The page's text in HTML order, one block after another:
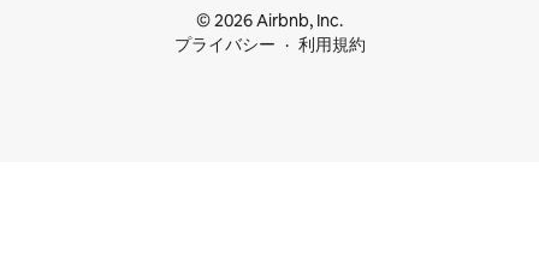
© 2026 Airbnb, Inc.
プライバシー
利用規約